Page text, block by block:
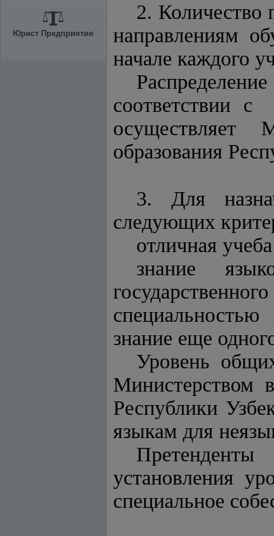
Юрист Предприятия
2. Количество
направлениям
начале каждого
соответствии
осуществляет
образования
3. Для
следующих
отличная
знание
знание еще
Уровень
Министерством
Республики
языкам для
установления
специальное